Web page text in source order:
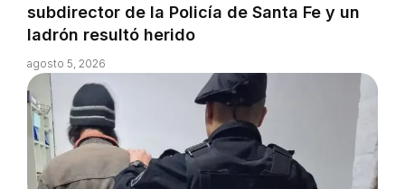
subdirector de la Policía de Santa Fe y un
ladrón resultó herido
agosto 5, 2026